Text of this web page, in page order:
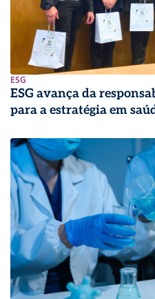
ESG
ESG avança da
para a estratégia em